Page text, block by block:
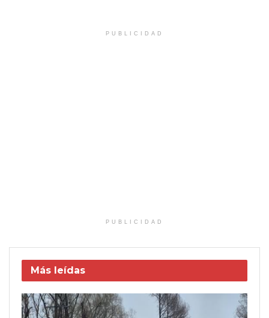
PUBLICIDAD
PUBLICIDAD
Más leídas